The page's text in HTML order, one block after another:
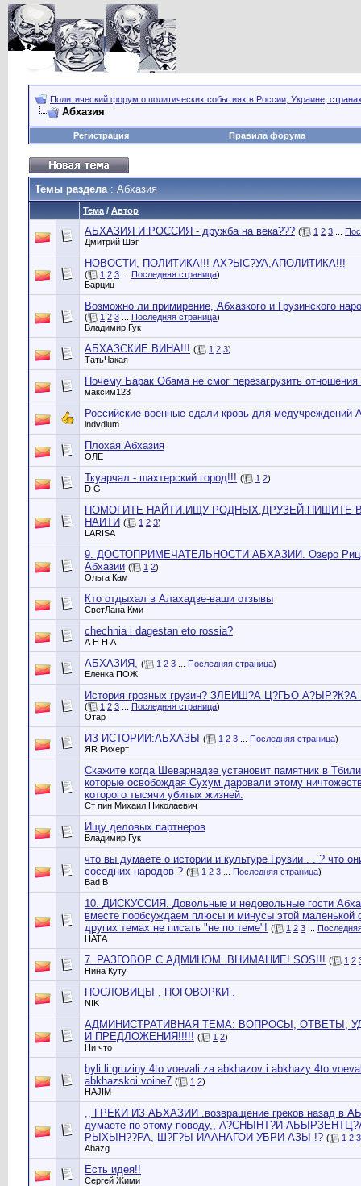
Политический форум о политических событиях в России, Украине,
Абхазия
Регистрация Правила форума
Темы раздела: Абхазия
Тема / Автор
АБХАЗИЯ И РОССИЯ - дружба на века??? ( 1 2 3
Дмитрий Шэг
НОВОСТИ, ПОЛИТИКА!!! АХ?ЫС?УА,АПОЛИТИКА!!!
( 1 2 3 Последняя страница)
Барциц
Возможно ли примирение, Абхазкого и Грузинского
( 1 2 3 Последняя страница)
Владимир Гук
АБХАЗСКИЕ ВИНА!!! ( 1 2 3)
ТатьЧакая
Почему Барак Обама не смог перезагрузить
максим123
Российские военные сдали кровь для медучреждений
indvdium
Плохая Абхазия
ОЛЕ
Ткуарчал - шахтерский город!!! ( 1 2)
D G
ПОМОГИТЕ НАЙТИ.ИЩУ РОДНЫХ,ДРУЗЕЙ.ПИШИТЕ
НАИТИ ( 1 2 3)
LARISA
9. ДОСТОПРИМЕЧАТЕЛЬНОСТИ АБХАЗИИ. Озеро
Абхазии ( 1 2)
Ольга Кам
Кто отдыхал в Алахадзе-ваши отзывы
СветЛана Кми
chechnia i dagestan eto rossia?
А Н Н А
АБХАЗИЯ, ( 1 2 3 Последняя страница)
Еленка ПОЖ
История грозных грузин? ЗЛЕИШ?А Ц?ГЬО
( 1 2 3 Последняя страница)
Отар
ИЗ ИСТОРИИ:АБХАЗЫ ( 1 2 3 Последняя страница)
ЯR Рихерт
Скажите когда Шеварнадзе установит памятник в
которые освобождая Сухум даровали этому
которого тысячи убитых жизней.
Ст пин Михаил Николаевич
Ищу деловых партнеров
Владимир Гук
что вы думаете о истории и культуре Грузии . . ? что
соседних народов ? ( 1 2 3 Последняя страница)
Bad B
10. ДИСКУССИЯ. Довольные и недовольные гости
вместе пообсуждаем плюсы и минусы этой маленькой
других темах не писать "не по теме"! ( 1 2 3
НАТА
7. РАЗГОВОР С АДМИНОМ. ВНИМАНИЕ! SOS!!! ( 1 2
Нина Куту
ПОСЛОВИЦЫ , ПОГОВОРКИ .
NIK
АДМИНИСТРАТИВНАЯ ТЕМА: ВОПРОСЫ, ОТВЕТЫ,
И ПРЕДЛОЖЕНИЯ!!!!! ( 1 2)
Ни что
byli li gruziny 4to voevali za abkhazov i abkhazy 4to
abkhazskoi voine7 ( 1 2)
HAJIM
,, ГРЕКИ ИЗ АБХАЗИИ .возвращение греков назад в
думаете по этому поводу,, А?СНЫНТ?И
РЫХЫН??РА, Ш?Г?Ы ИААНАГОИ УБРИ АЗЫ !? ( 1 2 3
Abazg
Есть идея!!
Сергей Жими